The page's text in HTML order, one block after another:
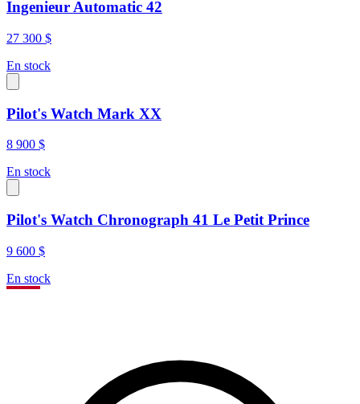
Ingenieur Automatic 42
27 300 $
En stock
Pilot's Watch Mark XX
8 900 $
En stock
Pilot's Watch Chronograph 41 Le Petit Prince
9 600 $
En stock